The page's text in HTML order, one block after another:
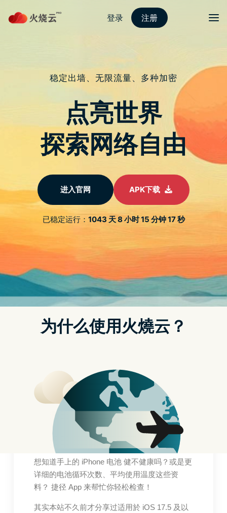
夜煞云下载
目录 Search
IPhone 电池健康度
2024 捷径（支援至 IOS
17.5.1）– 苹果迷
APPLEFANS
17/06/2024 夜煞云下载技术协会
iPhone 电池健康度 2024 捷径（支援至 iOS 17.5.1）– 苹
果迷 APPLEFANS
电池
电池健康度
电池寿命
电池循环次数
想知道手上的 iPhone 电池 健不健康吗？或是更
详细的电池循环次数、平均使用温度这些资
料？ 捷径 App 来帮忙你轻松检查！
其实本站不久前才分享过适用於 iOS 17.5 及以
navigation